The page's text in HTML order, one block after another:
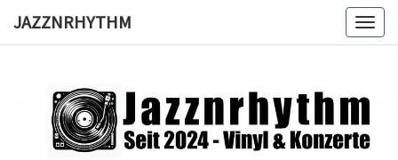
JAZZNRHYTHM
Seit
2024 –